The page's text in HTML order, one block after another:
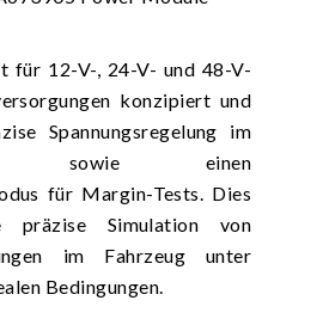
für 12-V-, 24-V- und 48-V-
konzipiert und
Spannungsregelung im
sowie einen
für Margin-Tests. Dies
präzise Simulation von
im Fahrzeug unter
Bedingungen.